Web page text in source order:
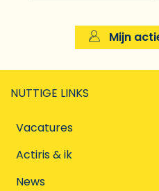
Mijn
NUTTIGE LINKS
Vacatures
Actiris & ik
News